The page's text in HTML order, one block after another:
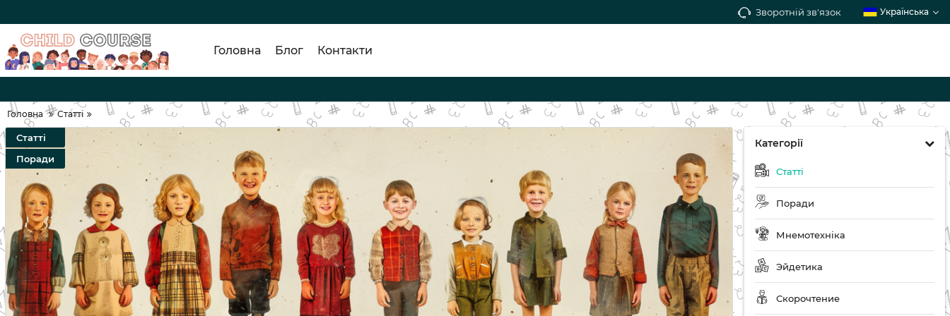
Зворотній зв'язок Українська
Головна Блог Контакти
Головна Статті
Категорії
Статті
Поради
Мнемотехніка
Эйдетика
Скорочтение
Статті
Поради